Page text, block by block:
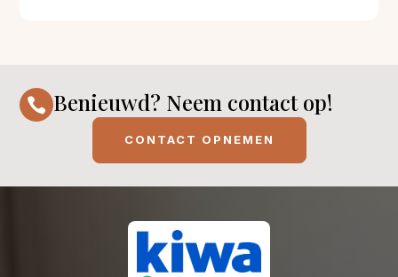
 Benieuwd? Neem contact op!
CONTACT OPNEMEN